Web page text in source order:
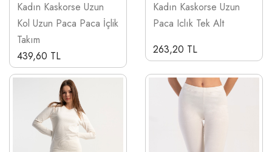
Kadın Kaskorse Uzun
Kol Uzun Paca Paca İçlik
Takım
439,60 TL
Kadın Kaskorse Uzun
Paca Iclık Tek Alt
263,20 TL